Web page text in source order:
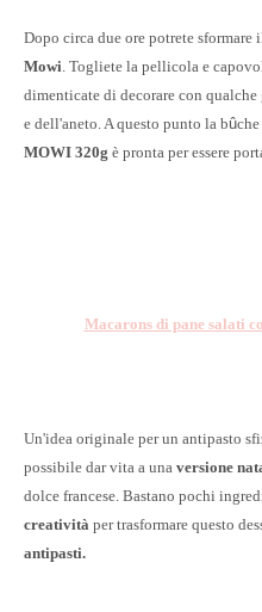
Dopo circa due ore potrete sformare
Mowi. Togliete la pellicola e
dimenticate di decorare con
e dell'aneto. A questo punto la bû
MOWI 320g è pronta per essere
Macarons di pane salati
Un'idea originale per un antipasto
possibile dar vita a una versione
dolce francese. Bastano pochi
creatività per trasformare questo
antipasti.